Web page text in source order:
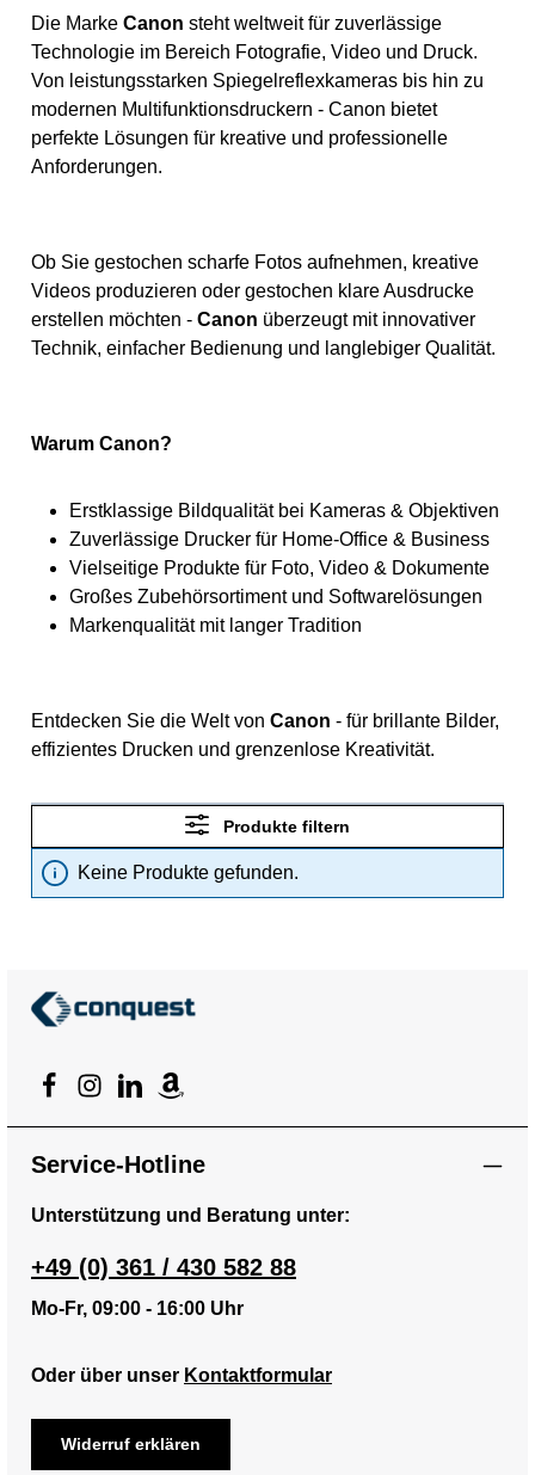
Die Marke Canon steht weltweit für zuverlässige
Technologie im Bereich Fotografie, Video und Druck.
Von leistungsstarken Spiegelreflexkameras bis hin zu
modernen Multifunktionsdruckern - Canon bietet
perfekte Lösungen für kreative und professionelle
Anforderungen.
Ob Sie gestochen scharfe Fotos aufnehmen, kreative
Videos produzieren oder gestochen klare Ausdrucke
erstellen möchten - Canon überzeugt mit innovativer
Technik, einfacher Bedienung und langlebiger Qualität.
Warum Canon?
Erstklassige Bildqualität bei Kameras & Objektiven
Zuverlässige Drucker für Home-Office & Business
Vielseitige Produkte für Foto, Video & Dokumente
Großes Zubehörsortiment und Softwarelösungen
Markenqualität mit langer Tradition
Entdecken Sie die Welt von Canon - für brillante Bilder,
effizientes Drucken und grenzenlose Kreativität.
Produkte filtern
Keine Produkte gefunden.
Service-Hotline
Unterstützung und Beratung unter:
+49 (0) 361 / 430 582 88
Mo-Fr, 09:00 - 16:00 Uhr
Oder über unser Kontaktformular
Widerruf erklären